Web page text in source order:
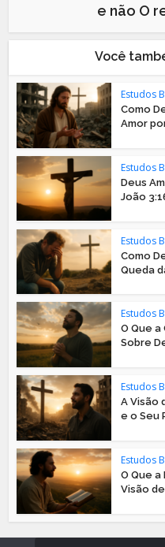
e não O
Você
Estudos
Como
Amor
Estudos
Deus
João
Estudos
Como
Queda
Estudos
O Que a
Sobre
Estudos
A Visão
e o Seu
Estudos
O Que a
Visão